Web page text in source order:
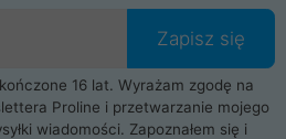
Zapisz się
16 lat. Wyrażam zgodę na
Proline i przetwarzanie mojego
wiadomości. Zapoznałem się i